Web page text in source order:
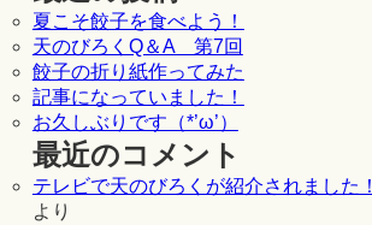
夏こそ餃子を食べよう！
天のびろくQ＆A 第7回
餃子の折り紙作ってみた
記事になっていました！
お久しぶりです（*’ω’）
最近のコメント
テレビで天のびろくが紹介されました！
より